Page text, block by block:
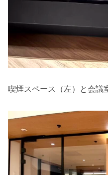
喫煙スペース（左）と会議